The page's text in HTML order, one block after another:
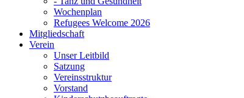
Wochenplan
Refugees Welcome 2026
Mitgliedschaft
Verein
Unser Leitbild
Satzung
Vereinsstruktur
Vorstand